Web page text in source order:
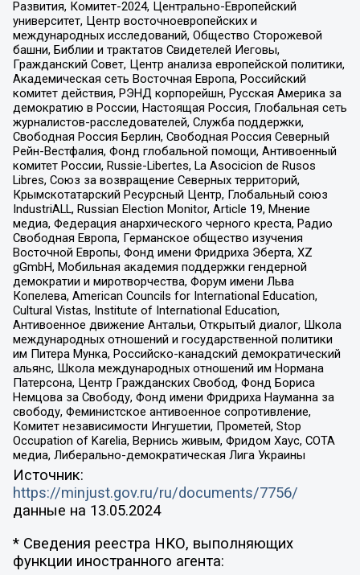
Развития, Комитет-2024, Центрально-Европейский
университет, Центр восточноевропейских и
международных исследований, Общество Сторожевой
башни, Библии и трактатов Свидетелей Иеговы,
Гражданский Совет, Центр анализа европейской политики,
Академическая сеть Восточная Европа, Российский
комитет действия, РЭНД корпорейшн, Русская Америка за
демократию в России, Настоящая Россия, Глобальная сеть
журналистов-расследователей, Служба поддержки,
Свободная Россия Берлин, Свободная Россия Северный
Рейн-Вестфалия, Фонд глобальной помощи, Антивоенный
комитет России, Russie-Libertes, La Asocicion de Rusos
Libres, Союз за возвращение Северных территорий,
Крымскотатарский Ресурсный Центр, Глобальный союз
IndustriALL, Russian Election Monitor, Article 19, Мнение
медиа, Федерация анархического черного креста, Радио
Свободная Европа, Германское общество изучения
Восточной Европы, Фонд имени Фридриха Эберта, XZ
gGmbH, Мобильная академия поддержки гендерной
демократии и миротворчества, Форум имени Льва
Копелева, American Councils for International Education,
Cultural Vistas, Institute of International Education,
Антивоенное движение Антальи, Открытый диалог, Школа
международных отношений и государственной политики
им Питера Мунка, Российско-канадский демократический
альянс, Школа международных отношений им Нормана
Патерсона, Центр Гражданских Свобод, Фонд Бориса
Немцова за Свободу, Фонд имени Фридриха Науманна за
свободу, Феминистское антивоенное сопротивление,
Комитет независимости Ингушетии, Прометей, Stop
Occupation of Karelia, Вернись живым, Фридом Хаус, СОТА
медиа, Либерально-демократическая Лига Украины
Источник:
https://minjust.gov.ru/ru/documents/7756/
данные на 13.05.2024
* Сведения реестра НКО, выполняющих
функции иностранного агента: